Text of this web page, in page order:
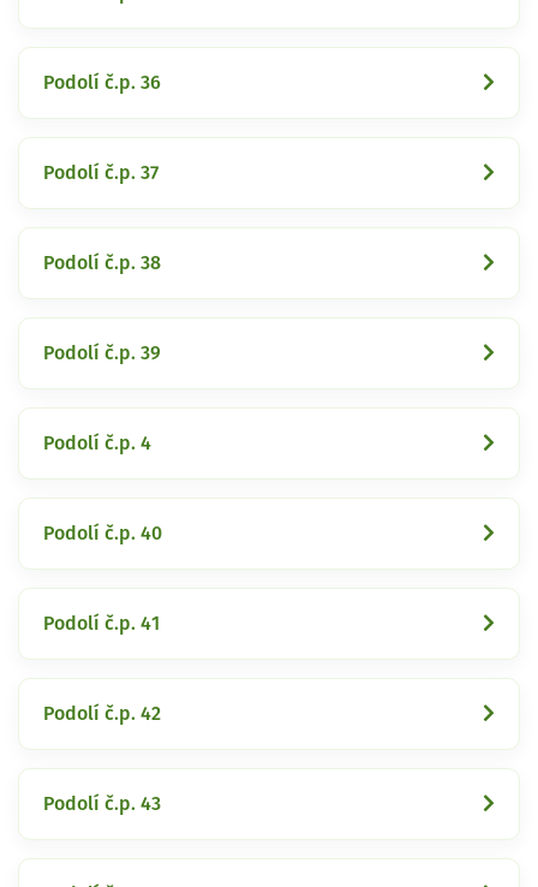
Podolí č.p. 36
Podolí č.p. 37
Podolí č.p. 38
Podolí č.p. 39
Podolí č.p. 4
Podolí č.p. 40
Podolí č.p. 41
Podolí č.p. 42
Podolí č.p. 43